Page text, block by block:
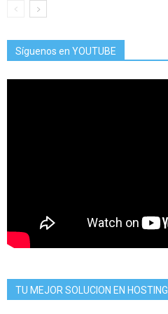
Síguenos en YOUTUBE
TU MEJOR SOLUCION EN HOSTING